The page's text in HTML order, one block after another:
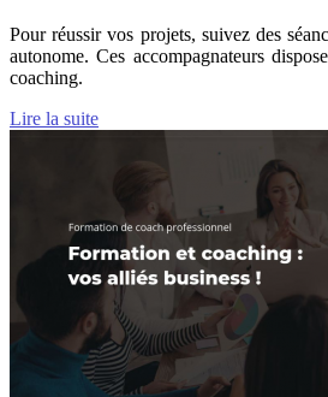
Pour réussir vos projets, suivez des
autonome. Ces accompagnateurs
coaching.
Lire la suite